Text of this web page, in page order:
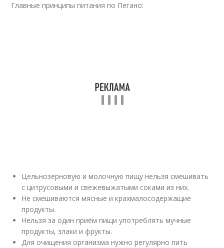
Главные принципы питания по Пегано:
Цельнозерновую и молочную пищу нельзя смешивать
с цитрусовыми и свежевыжатыми соками из них.
Не смешиваются мясные и крахмалосодержащие
продукты.
Нельзя за один приём пищи употреблять мучные
продукты, злаки и фрукты.
Для очищения организма нужно регулярно пить